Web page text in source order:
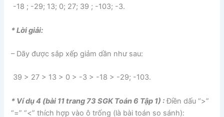
-18 ; -29; 13; 0; 27; 39 ; -103; -3.
* Lời giải:
– Dãy được sắp xếp giảm dần như sau:
39 > 27 > 13 > 0 > -3 > -18 > -29; -103.
* Ví dụ 4 (bài 11 trang 73 SGK Toán 6 Tập 1) :Điền dấu “>”
“=” “<” thích hợp vào ô trống (là bài toán so sánh):